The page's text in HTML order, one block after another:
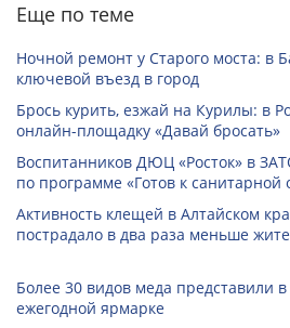
Еще по теме
Ночной ремонт у Старого моста: в
ключевой въезд в город
Брось курить, езжай на Курилы: в
онлайн-­площадку «Давай бросать»
Воспитанников ДЮЦ «Росток» в
по программе «Готов к санитарной
Активность клещей в Алтайском
пострадало в два раза меньше
Более 30 видов меда представили
ежегодной ярмарке